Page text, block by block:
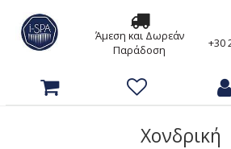
Άμεση και Δωρεάν
Παράδοση
+30
Χονδρική